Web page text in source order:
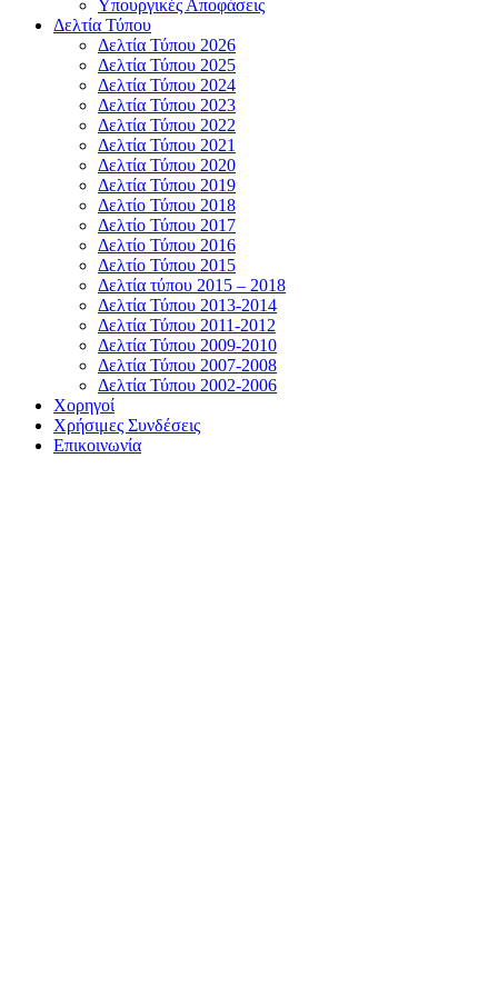
Υπουργικές Αποφάσεις
Δελτία Τύπου
Δελτία Τύπου 2026
Δελτία Τύπου 2025
Δελτία Τύπου 2024
Δελτία Τύπου 2023
Δελτία Τύπου 2022
Δελτία Τύπου 2021
Δελτία Τύπου 2020
Δελτία Τύπου 2019
Δελτίο Τύπου 2018
Δελτίο Τύπου 2017
Δελτίο Τύπου 2016
Δελτίο Τύπου 2015
Δελτία τύπου 2015 – 2018
Δελτία Τύπου 2013-2014
Δελτία Τύπου 2011-2012
Δελτία Τύπου 2009-2010
Δελτία Τύπου 2007-2008
Δελτία Τύπου 2002-2006
Χορηγοί
Χρήσιμες Συνδέσεις
Επικοινωνία